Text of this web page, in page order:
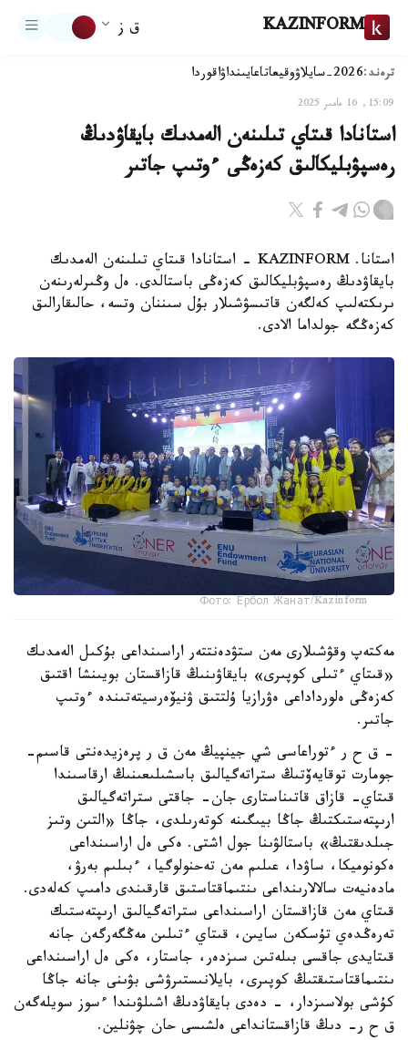
KAZINFORM ق ز
ترەند:2026-سايلاۋ وقيعاتاعايىنداۋاقوردا
15:09, 16 مامىر 2025
استانادا قىتاي تىلىنەن الەمدىك بايقاۋدىڭ
رەسپۋبليكالىق كەزەڭى ءوتىپ جاتىر
استانا. KAZINFORM - استانادا قىتاي تىلىنەن الەمدىك
بايقاۋدىڭ رەسپۋبليكالىق كەزەڭى باستالدى. ەل وڭىرلەرىنەن
ىرىكتەلىپ كەلگەن قاتىسۋشىلار بۇل سىننان وتسە، حالىقارالىق
كەزەڭگە جولداما الادى.
Фото: Ербол Жанат/Kazinform
مەكتەپ وقۋشىلارى مەن ستۋدەنتتەر اراسىنداعى بۇكىل الەمدىك
«قىتاي ءتىلى كوپىرى» بايقاۋىنىڭ قازاقستان بويىنشا اقتىق
كەزەڭى ەلورداداعى ەۋرازيا ۇلتتىق ۋنيۆەرسيتەتىندە ءوتىپ
جاتىر.
- ق ح ر ءتوراعاسى شي جينپيڭ مەن ق ر پرەزيدەنتى قاسىم-
جومارت توقايەۆتىڭ ستراتەگيالىق باسشىلىعىنىڭ ارقاسىندا
قىتاي- قازاق قاتىناستارى جان- جاقتى ستراتەگيالىق
ارىپتەستىكتىڭ جاڭا بيىگىنە كوتەرىلدى، جاڭا «التىن وتىز
جىلدىقتىڭ» باستالۋىنا جول اشتى. ەكى ەل اراسىنداعى
ەكونوميكا، ساۋدا، عىلىم مەن تەحنولوگيا، ءبىلىم بەرۋ،
مادەنيەت سالالارىنداعى ىنتىماقتاستىق قارقىندى دامىپ كەلەدى.
قىتاي مەن قازاقستان اراسىنداعى ستراتەگيالىق ارىپتەستىك
تەرەڭدەي تۇسكەن سايىن، قىتاي ءتىلىن مەڭگەرگەن جانە
قىتايدى جاقسى بىلەتىن سىزدەر، جاستار، ەكى ەل اراسىنداعى
ىنتىماقتاستىقتىڭ كوپىرى، بايلانىستىرۋشى بۋىنى جانە جاڭا
كۇشى بولاسىزدار، - دەدى بايقاۋدىڭ اشىلۋىندا ءسوز سويلەگەن
ق ح ر- دىڭ قازاقستانداعى ەلشىسى حان چۋنلين.